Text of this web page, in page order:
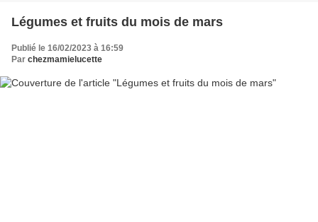
Légumes et fruits du mois de mars
Publié le 16/02/2023 à 16:59
Par chezmamielucette